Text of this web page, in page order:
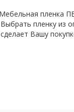
пленка
пленку
Вашу